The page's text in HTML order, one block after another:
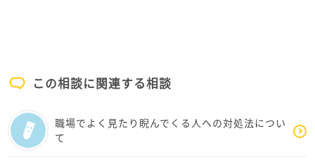
ごしてくださいね。ひーこさんの努力はちゃんと実を
結びますよ。
なので、念のため、胃カメラをお勧めします。
進学後、話のネタにもなるかも
く相談してください！！
この相談に関連する相談
職場でよく見たり睨んでくる人への対処法につい
て